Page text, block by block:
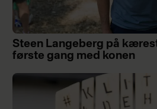
Steen Langeberg på
første gang med konen